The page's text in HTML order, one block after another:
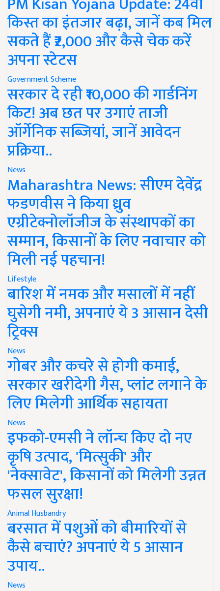
किस्त का इंतजार बढ़ा, जानें कब मिल
सकते हैं ₹2,000 और कैसे चेक करें
अपना स्टेटस
Government Scheme
सरकार दे रही ₹10,000 की गार्डनिंग
किट! अब छत पर उगाएं ताजी
ऑर्गेनिक सब्जियां, जानें आवेदन
प्रक्रिया..
News
Maharashtra News: सीएम देवेंद्र
फडणवीस ने किया ध्रुव
एग्रीटेक्नोलॉजीज के संस्थापकों का
सम्मान, किसानों के लिए नवाचार को
मिली नई पहचान!
Lifestyle
बारिश में नमक और मसालों में नहीं
घुसेगी नमी, अपनाएं ये 3 आसान देसी
ट्रिक्स
News
गोबर और कचरे से होगी कमाई,
सरकार खरीदेगी गैस, प्लांट लगाने के
लिए मिलेगी आर्थिक सहायता
News
इफको-एमसी ने लॉन्च किए दो नए
कृषि उत्पाद, 'मित्सुकी' और
'नेक्सावेट', किसानों को मिलेगी उन्नत
फसल सुरक्षा!
Animal Husbandry
बरसात में पशुओं को बीमारियों से
कैसे बचाएं? अपनाएं ये 5 आसान
उपाय..
News